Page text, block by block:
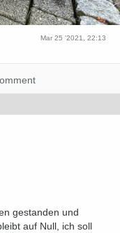
Mar 25 '2021, 22:13
gestanden und
auf Null, ich soll